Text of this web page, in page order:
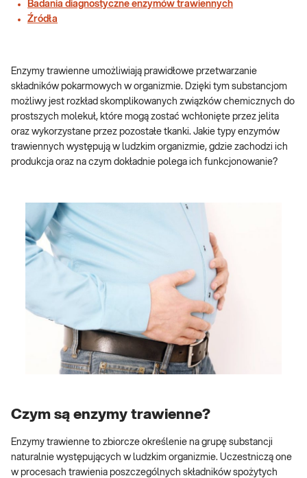
Badania diagnostyczne enzymów trawiennych
Źródła
Enzymy trawienne umożliwiają prawidłowe przetwarzanie
składników pokarmowych w organizmie. Dzięki tym substancjom
możliwy jest rozkład skomplikowanych związków chemicznych do
prostszych molekuł, które mogą zostać wchłonięte przez jelita
oraz wykorzystane przez pozostałe tkanki. Jakie typy enzymów
trawiennych występują w ludzkim organizmie, gdzie zachodzi ich
produkcja oraz na czym dokładnie polega ich funkcjonowanie?
Czym są enzymy trawienne?
Enzymy trawienne to zbiorcze określenie na grupę substancji
naturalnie występujących w ludzkim organizmie. Uczestniczą one
w procesach trawienia poszczególnych składników spożytych